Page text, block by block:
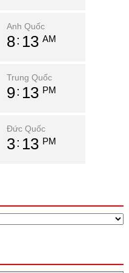
Anh Quốc
8 13 AM
Trung Quốc
9 13 PM
Đức Quốc
3 13 PM